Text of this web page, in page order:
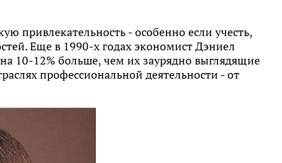
привлекательность - особенно если учесть,
Еще в 1990-х годах экономист Дэниел
10-12% больше, чем их заурядно выглядящие
профессиональной деятельности - от